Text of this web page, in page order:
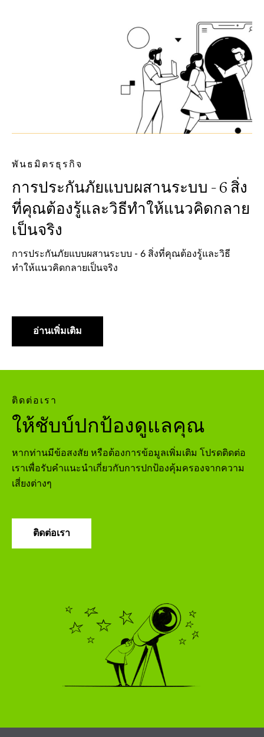
พันธมิตรธุรกิจ
การประกันภัยแบบผสานระบบ – 6 สิ่ง
ที่คุณต้องรู้และวิธีทำให้แนวคิดกลาย
เป็นจริง
การประกันภัยแบบผสานระบบ - 6 สิ่งที่คุณต้องรู้และวิธี
ทำให้แนวคิดกลายเป็นจริง
อ่านเพิ่มเติม
ติดต่อเรา
ให้ชับบ์ปกป้องดูแลคุณ
หากท่านมีข้อสงสัย หรือต้องการข้อมูลเพิ่มเติม โปรดติดต่อ
เราเพื่อรับคำแนะนำเกี่ยวกับการปกป้องคุ้มครองจากความ
เสี่ยงต่างๆ
ติดต่อเรา